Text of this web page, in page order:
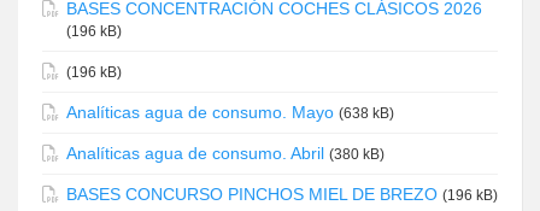
BASES CONCENTRACIÓN COCHES CLÁSICOS 2026
(196 kB)
(196 kB)
Analíticas agua de consumo. Mayo (638 kB)
Analíticas agua de consumo. Abril (380 kB)
BASES CONCURSO PINCHOS MIEL DE BREZO (196 kB)